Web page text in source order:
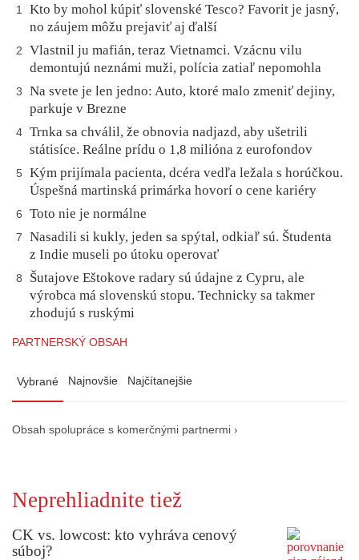
1
Kto by mohol kúpiť slovenské Tesco? Favorit je jasný,
no záujem môžu prejaviť aj ďalší
2
Vlastnil ju mafián, teraz Vietnamci. Vzácnu vilu
demontujú neznámi muži, polícia zatiaľ nepomohla
3
Na svete je len jedno: Auto, ktoré malo zmeniť dejiny,
parkuje v Brezne
4 Trnka sa chválil, že obnovia nadjazd, aby ušetrili
státisíce. Reálne prídu o 1,8 milióna z eurofondov
5
Kým prijímala pacienta, dcéra vedľa ležala s horúčkou.
Úspešná martinská primárka hovorí o cene kariéry
6 Toto nie je normálne
7
Nasadili si kukly, jeden sa spýtal, odkiaľ sú. Študenta
z Indie museli po útoku operovať
8
Šutajove Eštokove radary sú údajne z Cypru, ale
výrobca má slovenskú stopu. Technicky sa takmer
zhodujú s ruskými
PARTNERSKÝ OBSAH
Vybrané Najnovšie Najčítanejšie
Obsah spolupráce s komerčnými partnermi ›
Neprehliadnite tiež
CK vs. lowcost: kto vyhráva cenový
súboj?